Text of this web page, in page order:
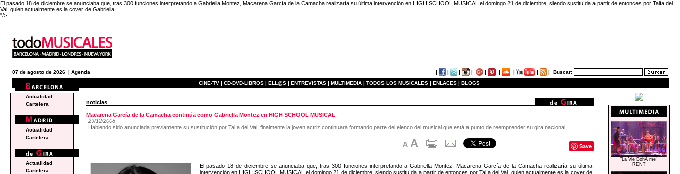
El pasado 18 de diciembre se anunciaba que, tras 300 funciones interpretando a Gabriella Montez, Macarena García de la Camacha realizaría su última intervención en HIGH SCHOOL MUSICAL el domingo 21 de diciembre, siendo sustituída a partir de entonces por Talía del
Val, quien actualmente es la cover de Gabriella.
"/>
07 de agosto de 2026 | Agenda | | | | | | | | | Buscar:
CINE-TV | CD-DVD-LIBROS | ELL@S | ENTREVISTAS | MULTIMEDIA | TODOS LOS MUSICALES | ENLACES | BLOGS
noticias
Macarena García de la Camacha continúa como Gabriella Montez en HIGH SCHOOL MUSICAL
29/12/2008
Habiendo sido anunciada previamente su sustitución por Talía del Val, finalmente la joven actriz continuará formando parte del elenco del musical que está a punto de reemprender su gira nacional.
Save
El pasado 18 de diciembre se anunciaba que, tras 300 funciones interpretando a Gabriella Montez, Macarena García de la Camacha realizaría su última
intervención en HIGH SCHOOL MUSICAL el domingo 21 de diciembre, siendo sustituída a partir de entonces por Talía del Val, quien actualmente es la cover de
Actualidad
Cartelera
Actualidad
Cartelera
Actualidad
Cartelera
"La Vie BohÃ¨me"
RENT